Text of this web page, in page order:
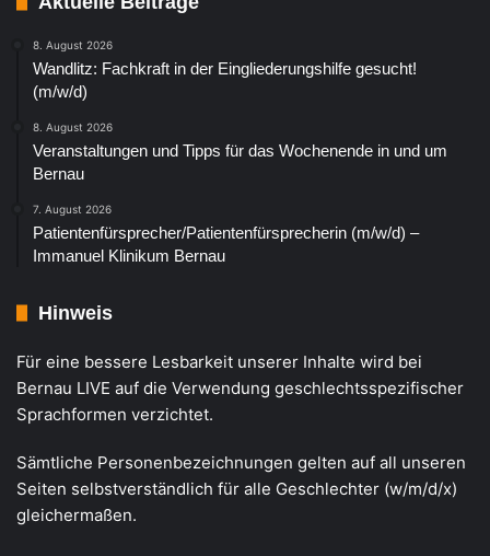
8. August 2026
Wandlitz: Fachkraft in der Eingliederungshilfe gesucht!
(m/w/d)
8. August 2026
Veranstaltungen und Tipps für das Wochenende in und um
Bernau
7. August 2026
Patientenfürsprecher/Patientenfürsprecherin (m/w/d) –
Immanuel Klinikum Bernau
Hinweis
Für eine bessere Lesbarkeit unserer Inhalte wird bei
Bernau LIVE auf die Verwendung geschlechtsspezifischer
Sprachformen verzichtet.
Sämtliche Personenbezeichnungen gelten auf all unseren
Seiten selbstverständlich für alle Geschlechter (w/m/d/x)
gleichermaßen.